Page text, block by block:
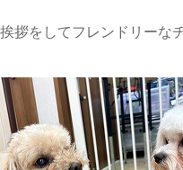
拶をしてフレンドリーな